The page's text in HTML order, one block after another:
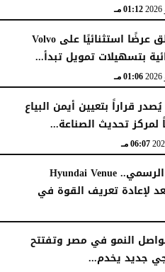
01:12 مـ
عز العرب تطلق عرضًا استثنائيًا على Volvo
01:06 مـ
قراراً بتعيين أيمن البياع
لمركز تحديث الصناعة...
06:07 مـ
قبل الإطلاق الرسمي.. Hyundai Venue
لإعادة تعريف القوة في
النمو في مصر وتفتتح
جديد يخدم...